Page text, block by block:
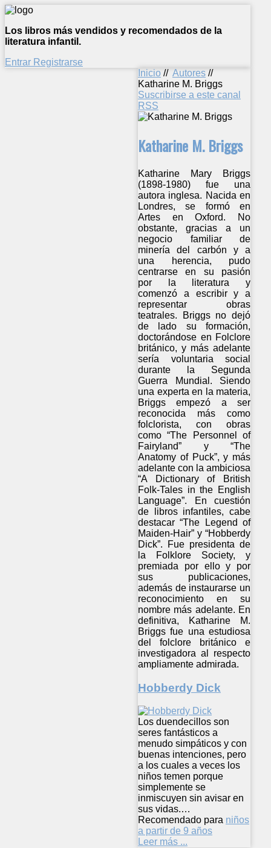
Los libros más vendidos y recomendados de la
literatura infantil.
Entrar Registrarse
Inicio // Autores //
Katharine M. Briggs
Suscribirse a este canal
RSS
Katharine M. Briggs
Katharine Mary Briggs
(1898-1980) fue una
autora inglesa. Nacida en
Londres, se formó en
Artes en Oxford. No
obstante, gracias a un
negocio familiar de
minería del carbón y a
una herencia, pudo
centrarse en su pasión
por la literatura y
comenzó a escribir y a
representar obras
teatrales. Briggs no dejó
de lado su formación,
doctorándose en Folclore
británico, y más adelante
sería voluntaria social
durante la Segunda
Guerra Mundial. Siendo
una experta en la materia,
Briggs empezó a ser
reconocida más como
folclorista, con obras
como “The Personnel of
Fairyland” y “The
Anatomy of Puck”, y más
adelante con la ambiciosa
“A Dictionary of British
Folk-Tales in the English
Language”. En cuestión
de libros infantiles, cabe
destacar “The Legend of
Maiden-Hair” y “Hobberdy
Dick”. Fue presidenta de
la Folklore Society, y
premiada por ello y por
sus publicaciones,
además de instaurarse un
reconocimiento en su
nombre más adelante. En
definitiva, Katharine M.
Briggs fue una estudiosa
del folclore británico e
investigadora al respecto
ampliamente admirada.
Hobberdy Dick
Los duendecillos son
seres fantásticos a
menudo simpáticos y con
buenas intenciones, pero
a los cuales a veces los
niños temen porque
simplemente se
inmiscuyen sin avisar en
sus vidas.…
Recomendado para niños
a partir de 9 años
Leer más ...